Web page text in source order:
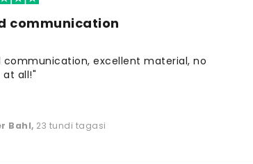
communication
communication, excellent material, no
at all!"
Bahl, 23 tundi tagasi